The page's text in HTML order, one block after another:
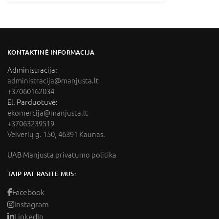
KONTAKTINĖ INFORMACIJA
Administracija:
administracija@manjusta.lt
+37060162034
El. Parduotuvė:
ekomercija@manjusta.lt
+37063239519
Veiverių g. 150, 46391 Kaunas.
UAB Manjusta privatumo politika
TAIP PAT RASITE MUS:
Facebook
Instagram
LinkedIn